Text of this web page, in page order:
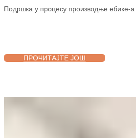
Подршка у процесу производње ебике-а
ПРОЧИТАЈТЕ ЈОШ